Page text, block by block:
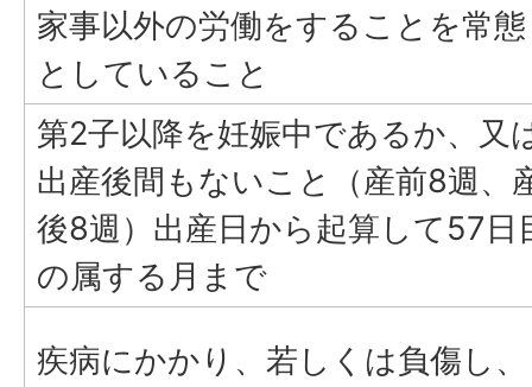
家事以外の労働をすることを常態
としていること
第2子以降を妊娠中であるか、又
出産後間もないこと（産前8週、
後8週）出産日から起算して57日
の属する月まで
疾病にかかり、若しくは負傷し、